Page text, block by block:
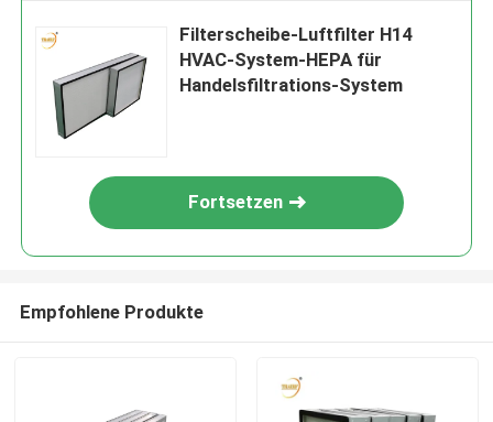
Filterscheibe-Luftfilter H14
HVAC-System-HEPA für
Handelsfiltrations-System
Fortsetzen
Empfohlene Produkte